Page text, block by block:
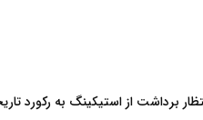
برداشت از استیکینگ به رکورد